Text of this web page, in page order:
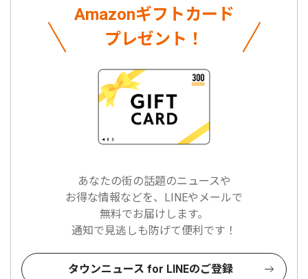
Amazonギフトカード
プレゼント！
あなたの街の話題のニュースや
お得な情報などを、LINEやメールで
無料でお届けします。
通知で見逃しも防げて便利です！
タウンニュース for LINEのご登録